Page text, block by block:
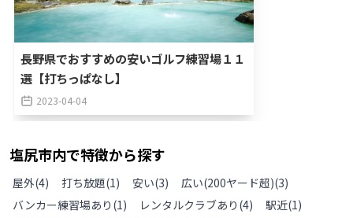
長野県でおすすめの安いゴルフ練習場１１
選【打ちっぱなし】
2023-04-04
塩尻市内で特徴から探す
屋外(4) 打ち放題(1) 安い(3) 広い(200ヤード超)(3)
バンカー練習場あり (1) レンタルクラブあり (4) 駅近(1)